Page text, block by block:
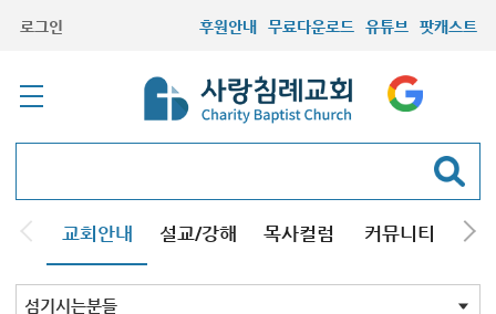
로그인 후원안내 무료다운로드 유튜브 팟캐스트
교회안내 설교/강해 목사컬럼 커뮤니티 기
교회비전
목회철학
우리의믿음
예배와모임
교회연혁
섬기시는분들